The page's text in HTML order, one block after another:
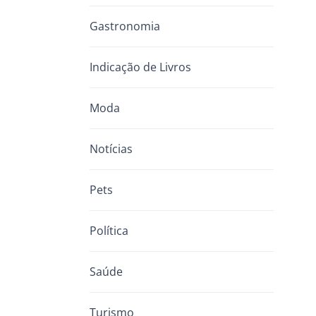
Gastronomia
Indicação de Livros
Moda
Notícias
Pets
Política
Saúde
Turismo